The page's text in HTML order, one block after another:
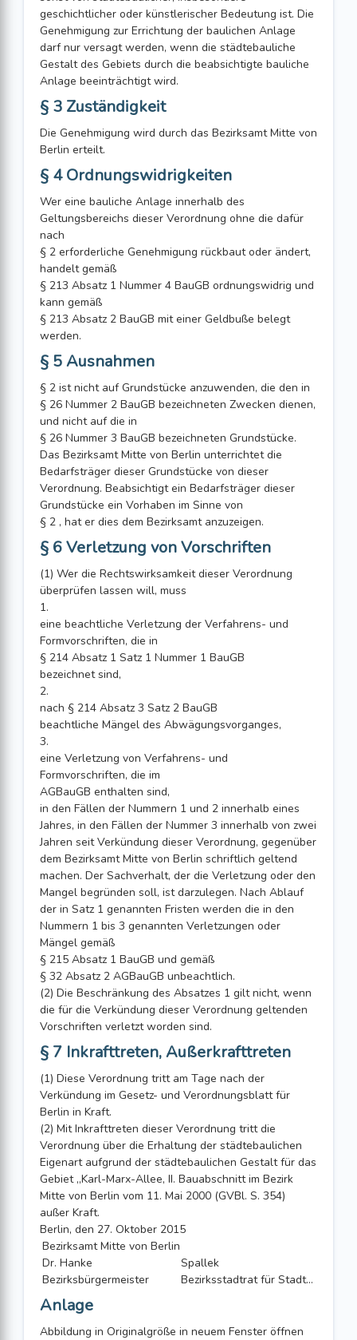
geschichtlicher oder künstlerischer Bedeutung ist. Die
Genehmigung zur Errichtung der baulichen Anlage
darf nur versagt werden, wenn die städtebauliche
Gestalt des Gebiets durch die beabsichtigte bauliche
Anlage beeinträchtigt wird.
§ 3 Zuständigkeit
Die Genehmigung wird durch das Bezirksamt Mitte von
Berlin erteilt.
§ 4 Ordnungswidrigkeiten
Wer eine bauliche Anlage innerhalb des
Geltungsbereichs dieser Verordnung ohne die dafür
nach
§ 2 erforderliche Genehmigung rückbaut oder ändert,
handelt gemäß
§ 213 Absatz 1 Nummer 4 BauGB ordnungswidrig und
kann gemäß
§ 213 Absatz 2 BauGB mit einer Geldbuße belegt
werden.
§ 5 Ausnahmen
§ 2 ist nicht auf Grundstücke anzuwenden, die den in
§ 26 Nummer 2 BauGB bezeichneten Zwecken dienen,
und nicht auf die in
§ 26 Nummer 3 BauGB bezeichneten Grundstücke.
Das Bezirksamt Mitte von Berlin unterrichtet die
Bedarfsträger dieser Grundstücke von dieser
Verordnung. Beabsichtigt ein Bedarfsträger dieser
Grundstücke ein Vorhaben im Sinne von
§ 2 , hat er dies dem Bezirksamt anzuzeigen.
§ 6 Verletzung von Vorschriften
(1) Wer die Rechtswirksamkeit dieser Verordnung
überprüfen lassen will, muss
1.
eine beachtliche Verletzung der Verfahrens- und
Formvorschriften, die in
§ 214 Absatz 1 Satz 1 Nummer 1 BauGB
bezeichnet sind,
2.
nach § 214 Absatz 3 Satz 2 BauGB
beachtliche Mängel des Abwägungsvorganges,
3.
eine Verletzung von Verfahrens- und
Formvorschriften, die im
AGBauGB enthalten sind,
in den Fällen der Nummern 1 und 2 innerhalb eines
Jahres, in den Fällen der Nummer 3 innerhalb von zwei
Jahren seit Verkündung dieser Verordnung, gegenüber
dem Bezirksamt Mitte von Berlin schriftlich geltend
machen. Der Sachverhalt, der die Verletzung oder den
Mangel begründen soll, ist darzulegen. Nach Ablauf
der in Satz 1 genannten Fristen werden die in den
Nummern 1 bis 3 genannten Verletzungen oder
Mängel gemäß
§ 215 Absatz 1 BauGB und gemäß
§ 32 Absatz 2 AGBauGB unbeachtlich.
(2) Die Beschränkung des Absatzes 1 gilt nicht, wenn
die für die Verkündung dieser Verordnung geltenden
Vorschriften verletzt worden sind.
§ 7 Inkrafttreten, Außerkrafttreten
(1) Diese Verordnung tritt am Tage nach der
Verkündung im Gesetz- und Verordnungsblatt für
Berlin in Kraft.
(2) Mit Inkrafttreten dieser Verordnung tritt die
Verordnung über die Erhaltung der städtebaulichen
Eigenart aufgrund der städtebaulichen Gestalt für das
Gebiet „Karl-Marx-Allee, II. Bauabschnitt im Bezirk
Mitte von Berlin vom 11. Mai 2000 (GVBl. S. 354)
außer Kraft.
Berlin, den 27. Oktober 2015
Bezirksamt Mitte von Berlin
Dr. Hanke
Spallek
Bezirksbürgermeister
Bezirksstadtrat für Stadtentwicklung, Bauen, Wirtschaft und Ordnung
Anlage
Abbildung in Originalgröße in neuem Fenster öffnen